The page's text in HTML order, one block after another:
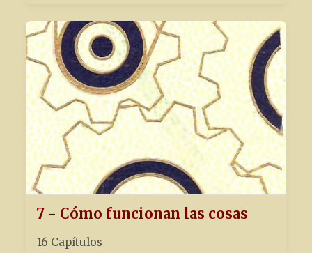
7 - Cómo funcionan las cosas
16 Capítulos